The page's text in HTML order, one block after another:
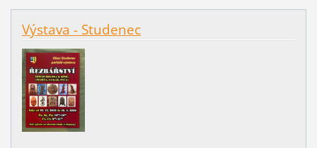
Výstava - Studenec